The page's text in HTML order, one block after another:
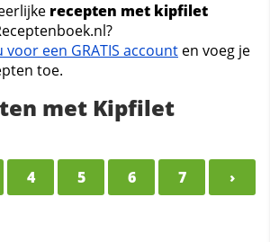
recepten met kipfilet
een GRATIS account en voeg je
toe.
met Kipfilet
4 5 6 7 ›